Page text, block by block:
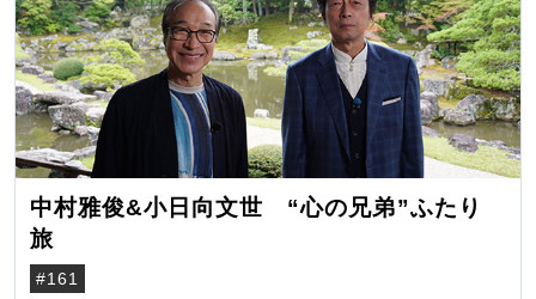
中村雅俊&小日向文世 “心の兄弟”ふたり
旅
#161